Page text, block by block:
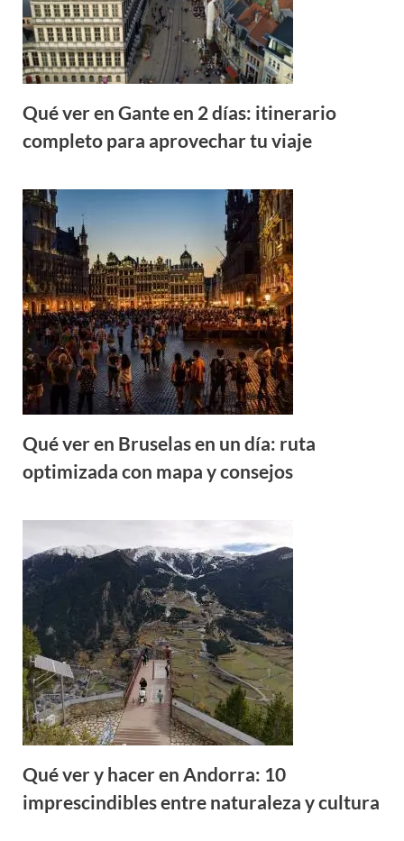
Qué ver en Gante en 2 días: itinerario
completo para aprovechar tu viaje
Qué ver en Bruselas en un día: ruta
optimizada con mapa y consejos
Qué ver y hacer en Andorra: 10
imprescindibles entre naturaleza y cultura